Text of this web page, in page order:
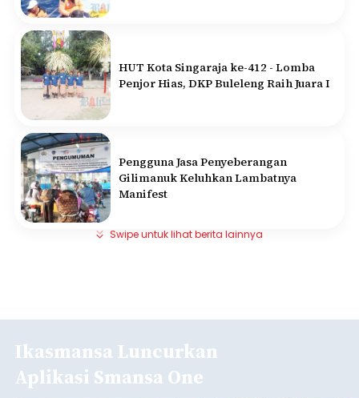
HUT Kota Singaraja ke-412 - Lomba
Penjor Hias, DKP Buleleng Raih Juara I
Pengguna Jasa Penyeberangan
Gilimanuk Keluhkan Lambatnya
Manifest
Swipe untuk lihat berita lainnya
Ikasmansa Luncurkan
Aplikasi Smansa One